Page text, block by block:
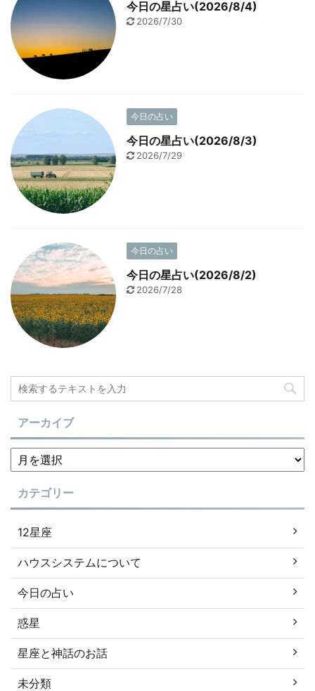
今日の星占い(2026/8/4)
2026/7/30
今日の占い
今日の星占い(2026/8/3)
2026/7/29
今日の占い
今日の星占い(2026/8/2)
2026/7/28
アーカイブ
カテゴリー
12星座
ハウスシステムについて
今日の占い
惑星
星座と神話のお話
未分類